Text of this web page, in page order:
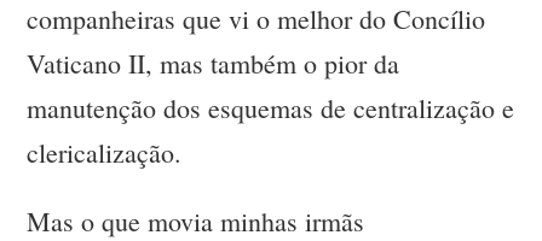
companheiras que vi o melhor do Concílio
Vaticano II, mas também o pior da
manutenção dos esquemas de centralização e
clericalização.
Mas o que movia minhas irmãs